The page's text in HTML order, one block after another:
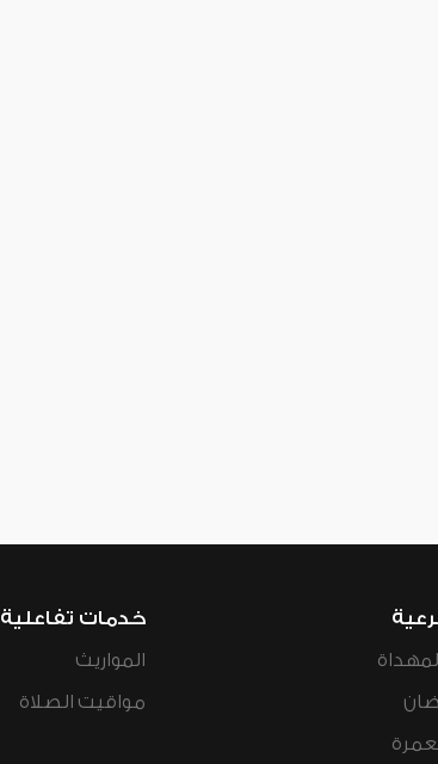
خدمات تفاعلية
المواريث
مواقيت الصلاة